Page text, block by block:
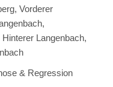
Vorderer
Langenbach,
& Regression